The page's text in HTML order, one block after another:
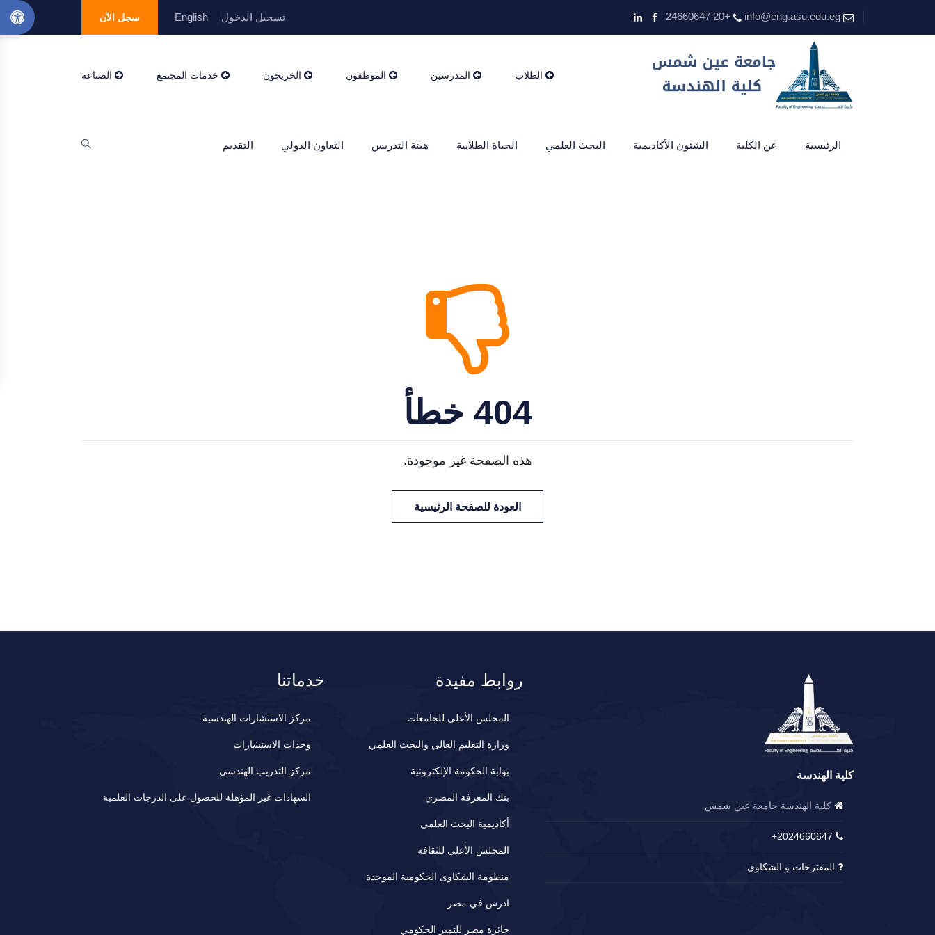
info@eng.asu.edu.eg
+20 24660647 تسجيل الدخول English سجل الآن
الطلاب المدرسين الموظفون الخريجون خدمات المجتمع الصناعة
الرئيسية عن الكلية الشئون الأكاديمية البحث العلمي الحياة الطلابية هيئة التدريس التعاون الدولي التقديم
404 خطأ
هذه الصفحة غير موجودة.
العودة للصفحة الرئيسية
كلية الهندسة
كلية الهندسة جامعة عين شمس
2024660647+
المقترحات و الشكاوي
روابط مفيدة
المجلس الأعلى للجامعات
وزارة التعليم العالي والبحث العلمي
بوابة الحكومة الإلكترونية
بنك المعرفة المصري
أكاديمية البحث العلمي
المجلس الأعلى للثقافة
منظومة الشكاوى الحكومية الموحدة
ادرس في مصر
جائزة مصر للتميز الحكومي
خدماتنا
مركز الاستشارات الهندسية
وحدات الاستشارات
مركز التدريب الهندسي
الشهادات غير المؤهلة للحصول على الدرجات العلمية